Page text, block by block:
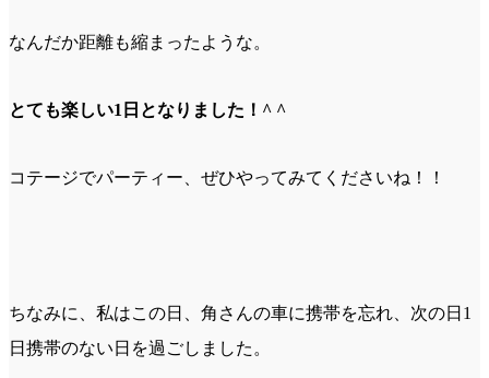
なんだか距離も縮まったような。
とても楽しい1日となりました！^ ^
コテージでパーティー、ぜひやってみてくださいね！！
ちなみに、私はこの日、角さんの車に携帯を忘れ、次の日1
日携帯のない日を過ごしました。